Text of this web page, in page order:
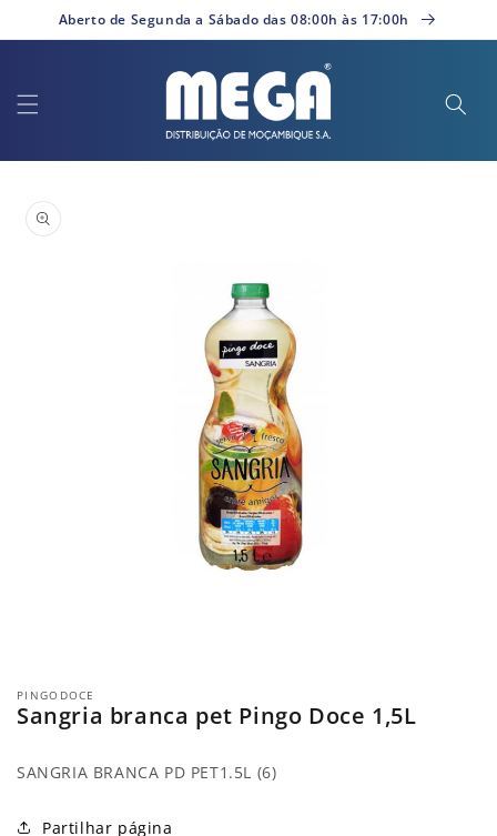
para o
conteúdo
Aberto de Segunda a Sábado das 08:00h às 17:00h
informação
multimédia
1
PINGODOCE
Sangria branca pet Pingo Doce 1,5L
SANGRIA BRANCA PD PET1.5L (6)
Partilhar página